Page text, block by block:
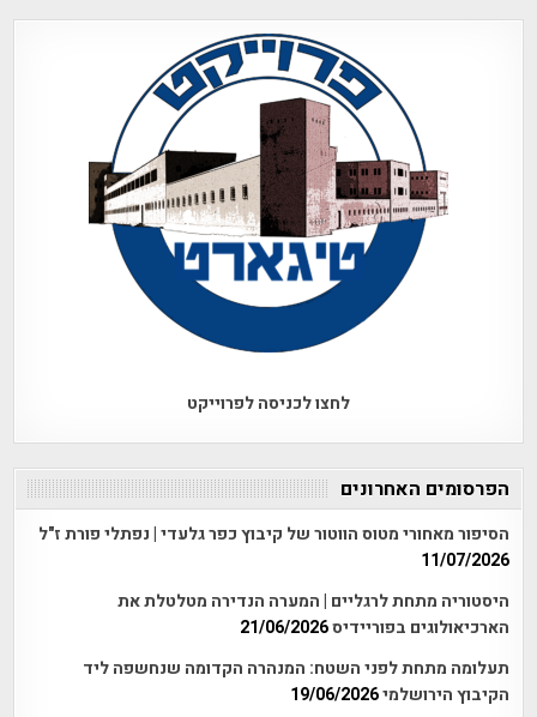
לחצו לכניסה לפרוייקט
הפרסומים האחרונים
הסיפור מאחורי מטוס הווטור של קיבוץ כפר גלעדי | נפתלי פורת ז"ל
11/07/2026
היסטוריה מתחת לרגליים | המערה הנדירה מטלטלת את
הארכיאולוגים בפוריידיס21/06/2026
תעלומה מתחת לפני השטח: המנהרה הקדומה שנחשפה ליד
הקיבוץ הירושלמי19/06/2026